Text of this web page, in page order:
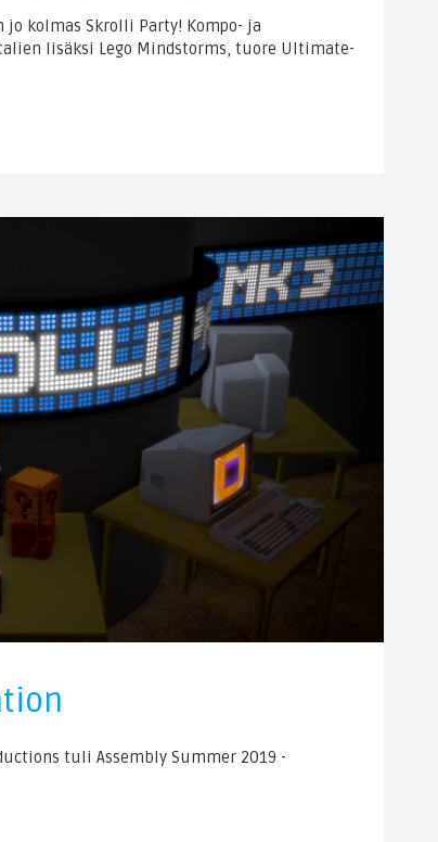
jo kolmas Skrolli Party! Kompo- ja
lisäksi Lego Mindstorms, tuore Ultimate-
tuli Assembly Summer 2019 -